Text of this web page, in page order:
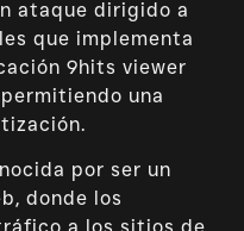
ataque dirigido a
que implementa
9hits viewer
una
por ser un
donde los